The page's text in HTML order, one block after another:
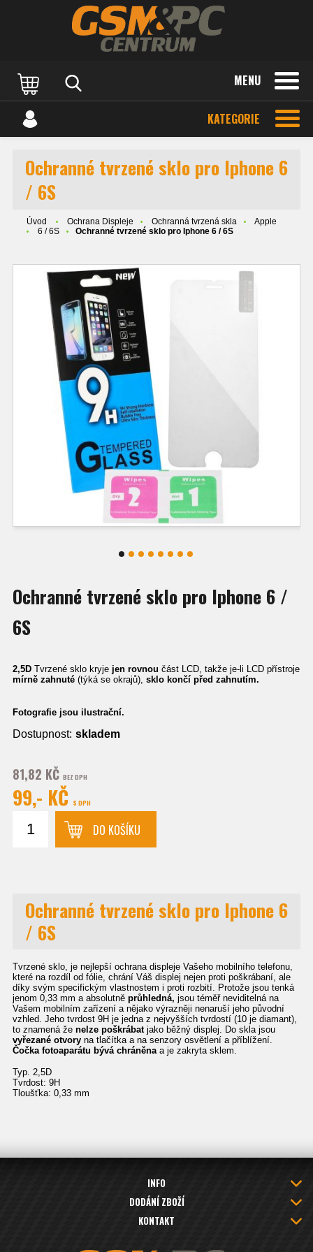
MENU
KATEGORIE
Ochranné tvrzené sklo pro Iphone 6
/ 6S
Úvod Ochrana Displeje Ochranná tvrzená skla
Apple
6 / 6S
Ochranné tvrzené sklo pro Iphone 6 / 6S
Ochranné tvrzené sklo pro Iphone 6 /
6S
2,5D Tvrzené sklo kryje jen rovnou část LCD, takže je-li LCD přístroje
mírně zahnuté (týká se okrajů), sklo končí před zahnutím.
Fotografie jsou ilustrační.
Dostupnost: skladem
81,82 KČ BEZ DPH
99,- KČ S DPH
DO KOŠÍKU
Ochranné tvrzené sklo pro Iphone 6
/ 6S
Tvrzené sklo, je nejlepší ochrana displeje Vašeho mobilního telefonu,
které na rozdíl od fólie, chrání Váš displej nejen proti poškrábaní, ale
díky svým specifickým vlastnostem i proti rozbití. Protože jsou tenká
jenom 0,33 mm a absolutně průhledná, jsou téměř neviditelná na
Vašem mobilním zařízení a nějako výrazněji nenaruší jeho původní
vzhled. Jeho tvrdost 9H je jedna z nejvyšších tvrdostí (10 je diamant),
to znamená že nelze poškrábatjako běžný displej. Do skla jsou
vyřezané otvory na tlačítka a na senzory osvětlení a příblížení.
Čočka fotoaparátu bývá chráněnaa je zakryta sklem.
Typ. 2,5D
Tvrdost: 9H
Tloušťka: 0,33 mm
INFO
DODÁNÍ ZBOŽÍ
KONTAKT